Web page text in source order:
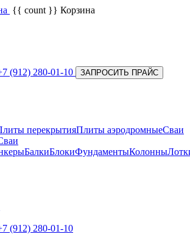
{{ count }} Корзина
(912) 280-01-10 ЗАПРОСИТЬ ПРАЙС
перекрытияПлиты аэродромныеСваи
БалкиБлокиФундаментыКолонны
(912) 280-01-10